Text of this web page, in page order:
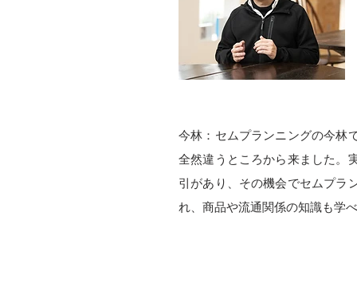
今林：セムプランニングの今林
全然違うところから来ました。
引があり、その機会でセムプラ
れ、商品や流通関係の知識も学